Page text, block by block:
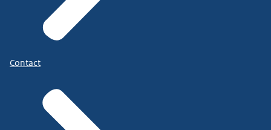
Contact